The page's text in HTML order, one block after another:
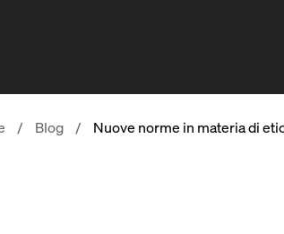
/ Blog / Nuove norme in materia di